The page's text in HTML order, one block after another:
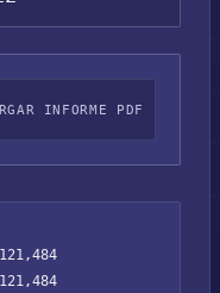
INFORME PDF